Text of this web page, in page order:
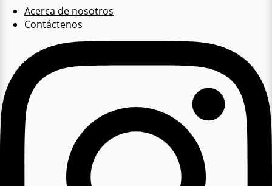
Acerca de nosotros
Contáctenos